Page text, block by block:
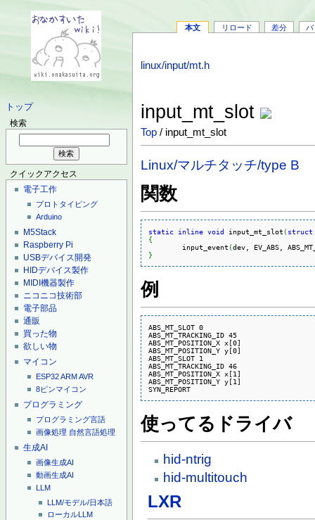
トップ
検索
クイックアクセス
電子工作
プロトタイピング
Arduino
M5Stack
Raspberry Pi
USBデバイス開発
HIDデバイス製作
MIDI機器製作
ニコニコ技術部
電子部品
通販
買った物
欲しい物
マイコン
ESP32ARMAVR
8ピンマイコン
プログラミング
プログラミング言語
画像処理 自然言語処理
生成AI
画像生成AI
動画生成AI
LLM
LLM/モデル/日本語
ローカルLLM
本文 リロード 差分 バ
linux/input/mt.h
input_mt_slot
Top / input_mt_slot
Linux/マルチタッチ/type B
関数
static inline void input_mt_slot (struct
{
	input_event
(dev, EV_ABS,
}
例
ABS_MT_SLOT 0
ABS_MT_TRACKING_ID 45
ABS_MT_POSITION_X x[0]
ABS_MT_POSITION_Y y[0]
ABS_MT_SLOT 1
ABS_MT_TRACKING_ID 46
ABS_MT_POSITION_X x[1]
ABS_MT_POSITION_Y y[1]
SYN_REPORT
使ってるドライバ
hid-ntrig
hid-multitouch
LXR